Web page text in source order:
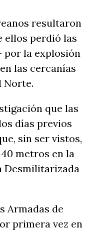
resultaron
ellos perdió las
por la explosión
las cercanías
Norte.
que las
días previos
sin ser vistos,
metros en la
Desmilitarizada
Armadas de
primera vez en